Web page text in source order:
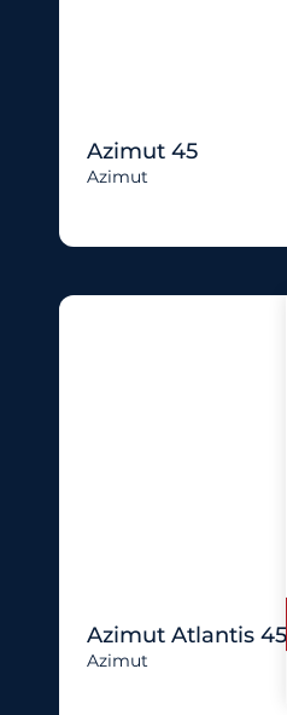
Azimut 45
Azimut
Azimut Atlantis 45
Azimut